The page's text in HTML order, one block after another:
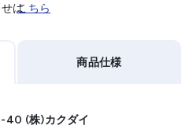
はこちら
40 (株)カクダイ
商品仕様